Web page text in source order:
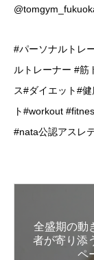
#パーソナルトレ
ルトレーナー #筋
ス#ダイエット#
ト#workout
#nata公認アスレ
全盛期の動
者が寄り添
ペ